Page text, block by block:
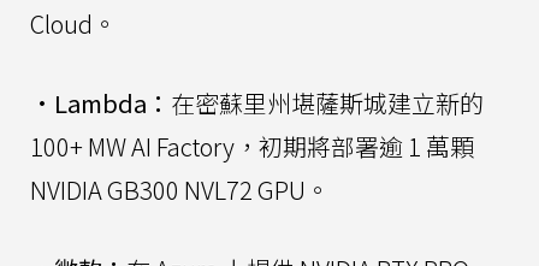
Cloud。
• Lambda： 在密蘇里州堪薩斯城建立新的
100+ MW AI Factory，初期將部署逾 1 萬顆
NVIDIA GB300 NVL72 GPU。